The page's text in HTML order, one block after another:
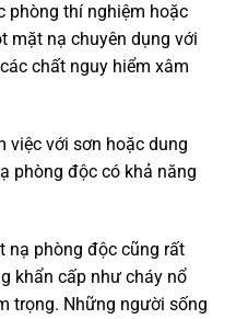
phòng thí nghiệm hoặc
mặt nạ chuyên dụng với
chất nguy hiểm xâm
việc với sơn hoặc dung
phòng độc có khả năng
nạ phòng độc cũng rất
khẩn cấp như cháy nổ
trọng. Những người sống